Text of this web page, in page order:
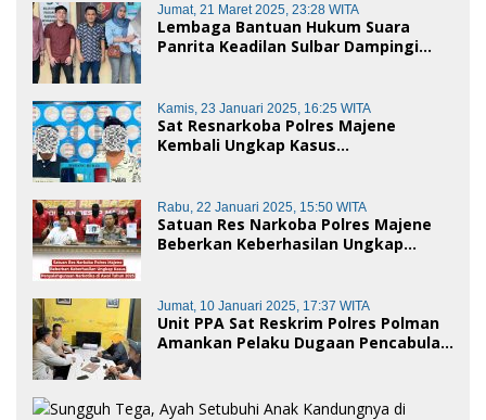
Jumat, 21 Maret 2025, 23:28 WITA
Lembaga Bantuan Hukum Suara
Panrita Keadilan Sulbar Dampingi
Polman
Kamis, 23 Januari 2025, 16:25 WITA
Sat Resnarkoba Polres Majene
Kembali Ungkap Kasus
Rabu, 22 Januari 2025, 15:50 WITA
Satuan Res Narkoba Polres Majene
Beberkan Keberhasilan Ungkap
Jumat, 10 Januari 2025, 17:37 WITA
Unit PPA Sat Reskrim Polres Polman
Amankan Pelaku Dugaan Pencabulan